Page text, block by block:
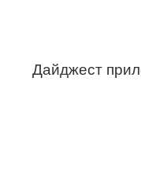
Дайджест